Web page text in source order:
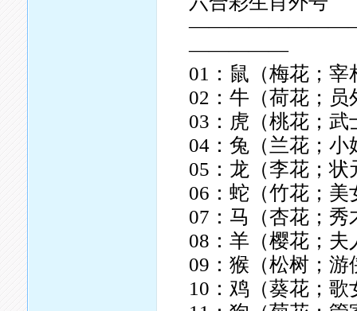
—————
01：鼠（梅花；
02：牛（荷花；
03：虎（桃花；
04：兔（兰花；
05：龙（李花；
06：蛇（竹花；
07：马（杏花；
08：羊（樱花；
09：猴（松树；
10：鸡（葵花；